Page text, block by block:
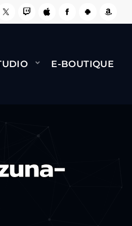
NAMI BERNARD MINET -
E-BOUTIQUE